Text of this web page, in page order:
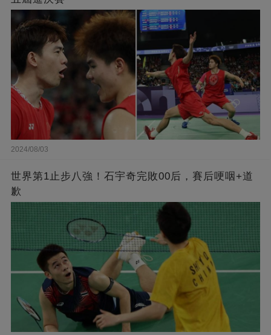
2024/08/03
世界第1止步八強！石宇奇完敗00后，賽后哽咽+道
歉